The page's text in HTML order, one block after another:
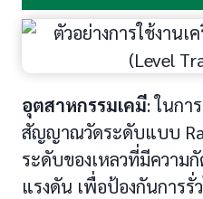
อุตสาหกรรมเคมี: ในกา
สัญญาณวัดระดับแบบ
ระดับของเหลวที่มีความ
แรงดัน เพื่อป้องกันการ